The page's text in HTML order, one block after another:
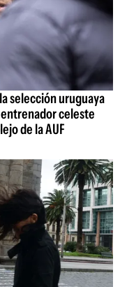
selección uruguaya
celeste
de la AUF